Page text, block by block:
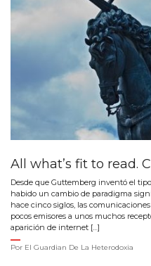
All what’s fit to read.
Desde que Guttemberg inventó el
habido un cambio de paradigma
hace cinco siglos, las
pocos emisores a unos muchos
aparición de internet […]
Por El Guardian De La Heterodoxia